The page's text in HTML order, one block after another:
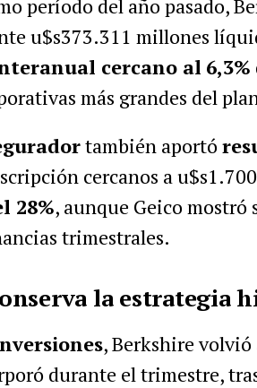
período del año pasado,
u$s373.311 millones
cercano al 6,3%
más grandes del
también aportó
cercanos a
28%, aunque Geico
trimestrales.
la estrategia
, Berkshire volvió
durante el trimestre,